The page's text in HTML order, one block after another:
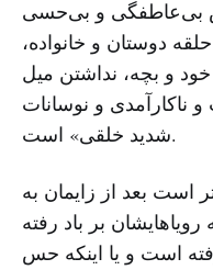
بی‌عاطفگی و بی‌حسی
دوستان و خانواده،
و بچه، نداشتن میل
و نوسانات
شدید خلقی» است.
است بعد از زایمان به
بر باد رفته
است و یا اینکه حس